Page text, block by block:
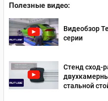
Полезные видео:
Видеобзор
серии
Стенд сход-
стальной